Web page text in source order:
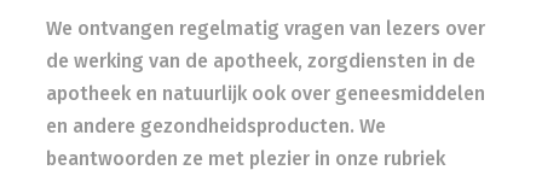
We ontvangen regelmatig vragen van lezers over
de werking van de apotheek, zorgdiensten in de
apotheek en natuurlijk ook over geneesmiddelen
en andere gezondheidsproducten. We
beantwoorden ze met plezier in onze rubriek